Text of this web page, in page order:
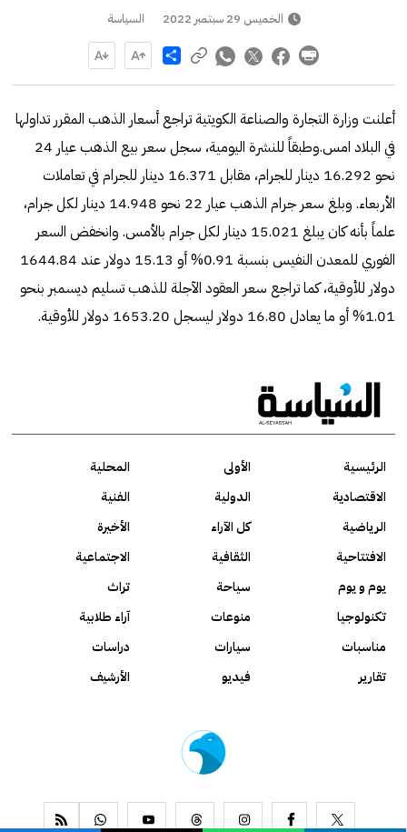
الخميس 29 سبتمبر 2022 السياسة
Share
أعلنت وزارة التجارة والصناعة الكويتية تراجع أسعار الذهب المقرر تداولها
في البلاد امس.وطبقاً للنشرة اليومية، سجل سعر بيع الذهب عيار 24
نحو 16.292 دينار للجرام، مقابل 16.371 دينار للجرام في تعاملات
الأربعاء. وبلغ سعر جرام الذهب عيار 22 نحو 14.948 دينار لكل جرام،
علماً بأنه كان يبلغ 15.021 دينار لكل جرام بالأمس. وانخفض السعر
الفوري للمعدن النفيس بنسبة 0.91% أو 15.13 دولار عند 1644.84
دولار للأوقية، كما تراجع سعر العقود الآجلة للذهب تسليم ديسمبر بنحو
1.01% أو ما يعادل 16.80 دولار ليسجل 1653.20 دولار للأوقية.
الرئيسية الأولى
المحلية
الاقتصادية
الدولية
الفنية
الرياضية
كل الآراء
الأخيرة
الافتتاحية
الثقافية
الاجتماعية
يوم و يوم
سياحة
تراث
تكنولوجيا
منوعات
آراء طلابية
مناسبات
سيارات
دراسات
تقارير
فيديو الأرشيف